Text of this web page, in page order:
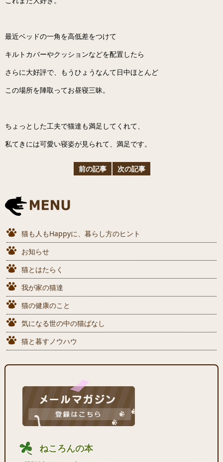
最近ベッドの一角を高低差をつけて
キルトカバーやクッションなどを配置したら
さらに大好評で、もうひょうなんて日中ほとんど
この場所を陣取ってお昼寝三昧。
ちょっとした工夫で猫達も満足してくれて、
私てきには可愛い寝姿が見られて、満足です。
前の記事 次の記事
猫も人もHappyに、暮らし方のヒント
お知らせ
猫とはたらく
我が家の猫達
猫の健康のこと
気になる世の中の猫ばなし
猫と暮すノウハウ
ねころんの本